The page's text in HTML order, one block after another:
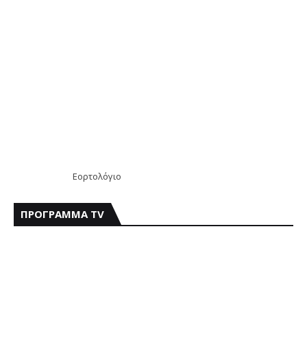
Εορτολόγιο
ΠΡΟΓΡΑΜΜΑ TV